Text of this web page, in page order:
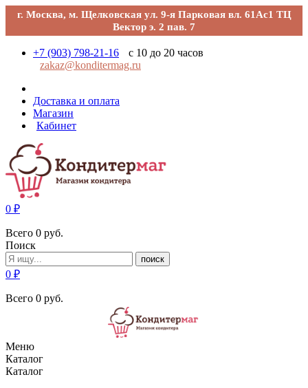
г. Москва, м. Щелковская ул. 9-я Парковая вл. 61Ас1 ТЦ
Вектор э. 2 пав. 7
+7 (903) 798-21-16
с 10 до 20 часов
zakaz@konditermag.ru
Доставка и оплата
Магазин
Кабинет
0 ₽
Всего 0 руб.
Поиск
поиск
0 ₽
Всего 0 руб.
Меню
Каталог
Каталог